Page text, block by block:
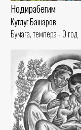
Нодирабегим
Кутлуг Башаров
Бумага, темпера - 0 год